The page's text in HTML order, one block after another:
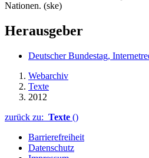
Nationen. (ske)
Herausgeber
Deutscher Bundestag,
Webarchiv
Texte
2012
zurück zu: Texte ()
Barrierefreiheit
Datenschutz